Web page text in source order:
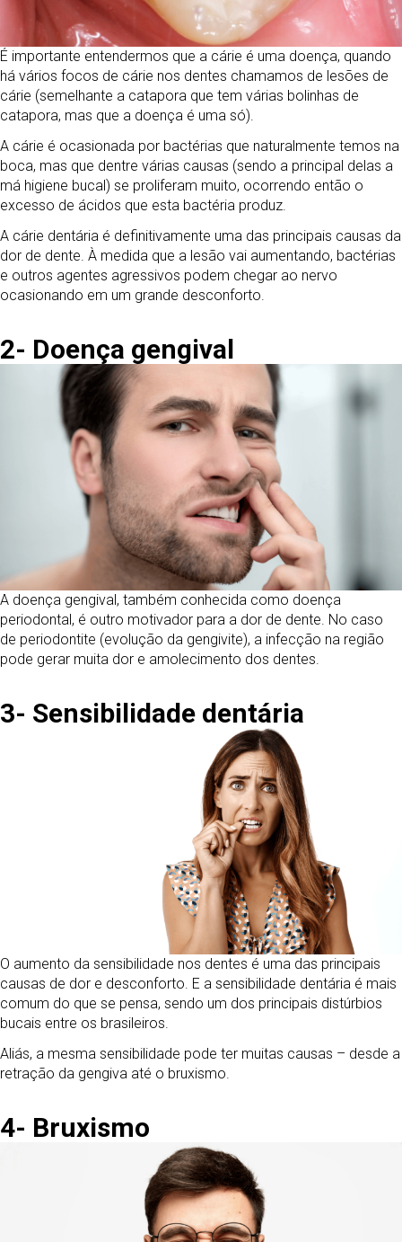
É importante entendermos que a cárie é uma doença, quando
há vários focos de cárie nos dentes chamamos de lesões de
cárie (semelhante a catapora que tem várias bolinhas de
catapora, mas que a doença é uma só).
A cárie é ocasionada por bactérias que naturalmente temos na
boca, mas que dentre várias causas (sendo a principal delas a
má higiene bucal) se proliferam muito, ocorrendo então o
excesso de ácidos que esta bactéria produz.
A cárie dentária é definitivamente uma das principais causas da
dor de dente. À medida que a lesão vai aumentando, bactérias
e outros agentes agressivos podem chegar ao nervo
ocasionando em um grande desconforto.
2- Doença gengival
A doença gengival, também conhecida como doença
periodontal, é outro motivador para a dor de dente. No caso
de periodontite (evolução da gengivite), a infecção na região
pode gerar muita dor e amolecimento dos dentes.
3- Sensibilidade dentária
O aumento da sensibilidade nos dentes é uma das principais
causas de dor e desconforto. E a sensibilidade dentária é mais
comum do que se pensa, sendo um dos principais distúrbios
bucais entre os brasileiros.
Aliás, a mesma sensibilidade pode ter muitas causas – desde a
retração da gengiva até o bruxismo.
4- Bruxismo